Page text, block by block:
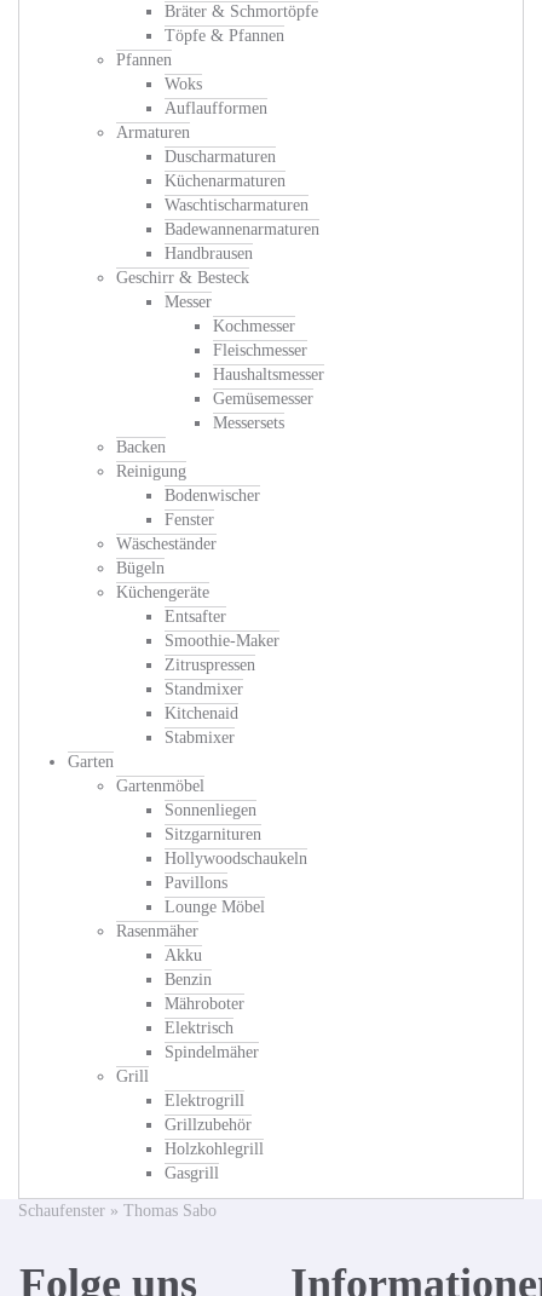
Bräter & Schmortöpfe
Töpfe & Pfannen
Pfannen
Woks
Auflaufformen
Armaturen
Duscharmaturen
Küchenarmaturen
Waschtischarmaturen
Badewannenarmaturen
Handbrausen
Geschirr & Besteck
Messer
Kochmesser
Fleischmesser
Haushaltsmesser
Gemüsemesser
Messersets
Backen
Reinigung
Bodenwischer
Fenster
Wäscheständer
Bügeln
Küchengeräte
Entsafter
Smoothie-Maker
Zitruspressen
Standmixer
Kitchenaid
Stabmixer
Garten
Gartenmöbel
Sonnenliegen
Sitzgarnituren
Hollywoodschaukeln
Pavillons
Lounge Möbel
Rasenmäher
Akku
Benzin
Mähroboter
Elektrisch
Spindelmäher
Grill
Elektrogrill
Grillzubehör
Holzkohlegrill
Gasgrill
Schaufenster » Thomas Sabo
Folge uns